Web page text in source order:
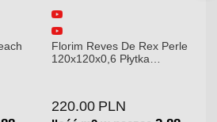
Florim Reves De Rex Perle
120x120x0,6 Płytka
220.00 PLN